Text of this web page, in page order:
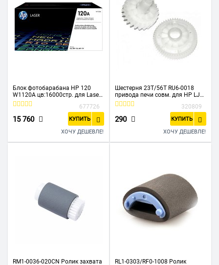
Блок фотобарабана HP 120
W1120A цв:16000стр. для Laser
150/MFP 178/179 HP
677726
15 760 КУПИТЬ
ХОЧУ ДЕШЕВЛЕ!
Шестерня 23T/56T RU6-0018
привода печи совм. для HP LJ
P1505
320809
290 КУПИТЬ
ХОЧУ ДЕШЕВЛЕ!
RM1-0036-020CN Ролик захвата
RL1-0303/RF0-1008 Ролик